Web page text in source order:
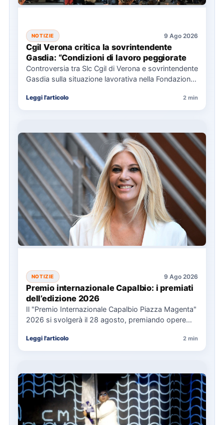
NOTIZIE 9 Ago 2026
Cgil Verona critica la sovrintendente
Gasdia: “Condizioni di lavoro peggiorate
Controversia tra Slc Cgil di Verona e sovrintendente
Gasdia sulla situazione lavorativa nella Fondazione
Leggi l'articolo 2 min
NOTIZIE 9 Ago 2026
Premio internazionale Capalbio: i premiati
dell’edizione 2026
Il "Premio Internazionale Capalbio Piazza Magenta"
2026 si svolgerà il 28 agosto, premiando opere
Leggi l'articolo 2 min